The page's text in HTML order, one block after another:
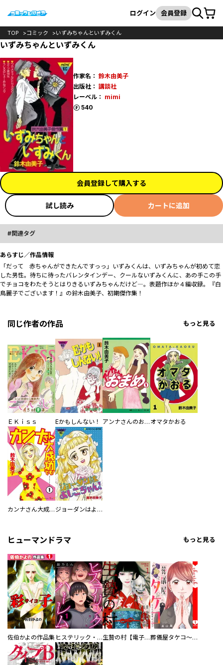
検索
ログイン 会員登録カート
TOP コミック いずみちゃんといずみくん
いずみちゃんといずみくん
作家名： 鈴木由美子
出版社： 講談社
レーベル： mimi
540
ポイント
会員登録して購入する
試し読み カートに追加
関連タグ
あらすじ／作品情報
「だって 赤ちゃんができたんですっっ」いずみくんは、いずみちゃんが初めて恋
した男性。待ちに待ったバレンタインデー、クールないずみくんに、あの手この手
でチョコをわたそうとはりきるいずみちゃんだけど―。表題作ほか４編収録。『白
鳥麗子でございます！』の鈴木由美子、初期傑作集！
同じ作者の作品 もっと見る
ＥＫｉｓｓ Eかもしんない！ アンナさんのおまめ オマタかおる
カンナさん大成功です！ ジョーダンはよしこちゃん！
ヒューマンドラマ もっと見る
佐伯かよの作品集 ヒステリック・ハーレム～搾られる男と堕ちる女～【電子単行本版】 生贄の村【電子単行本版】 葬儀屋タケコ～あなたの最期、叶えます【電子単行本版】